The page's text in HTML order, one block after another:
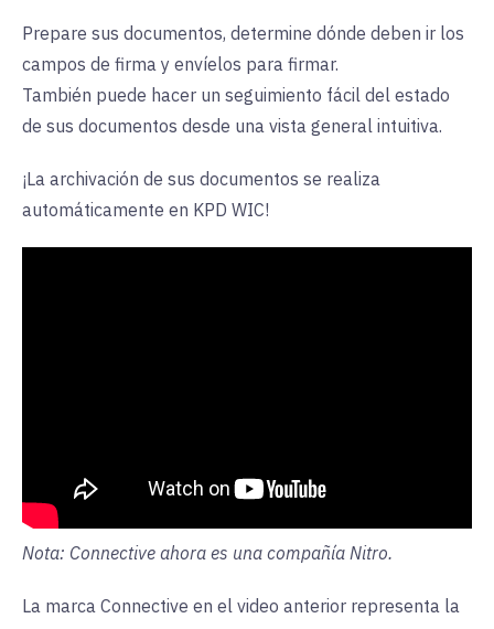
Prepare sus documentos, determine dónde deben ir los
campos de firma y envíelos para firmar.
También puede hacer un seguimiento fácil del estado
de sus documentos desde una vista general intuitiva.
¡La archivación de sus documentos se realiza
automáticamente en KPD WIC!
Nota: Connective ahora es una compañía Nitro.
La marca Connective en el video anterior representa la